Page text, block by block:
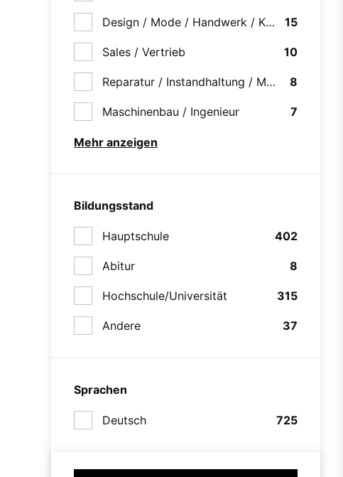
Design / Mode / Handwerk / Kultur15
Sales / Vertrieb 10
Reparatur / Instandhaltung / Montage
8
Maschinenbau / Ingenieur 7
Mehr anzeigen
Bildungsstand
Hauptschule 402
Abitur 8
Hochschule/Universität 315
Andere 37
Sprachen
Deutsch 725